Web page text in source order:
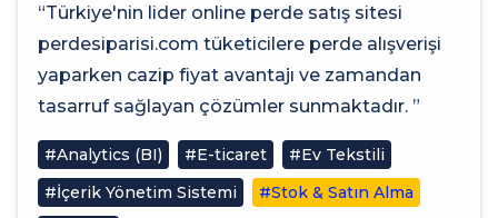
“Türkiye'nin lider online perde satış sitesi
perdesiparisi.com tüketicilere perde alışverişi
yaparken cazip fiyat avantajı ve zamandan
tasarruf sağlayan çözümler sunmaktadır. ”
#Analytics (BI) #E-ticaret
#Ev Tekstili
#İçerik Yönetim Sistemi
#Stok & Satın Alma